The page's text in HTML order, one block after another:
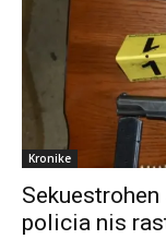
Kronike
policia nis